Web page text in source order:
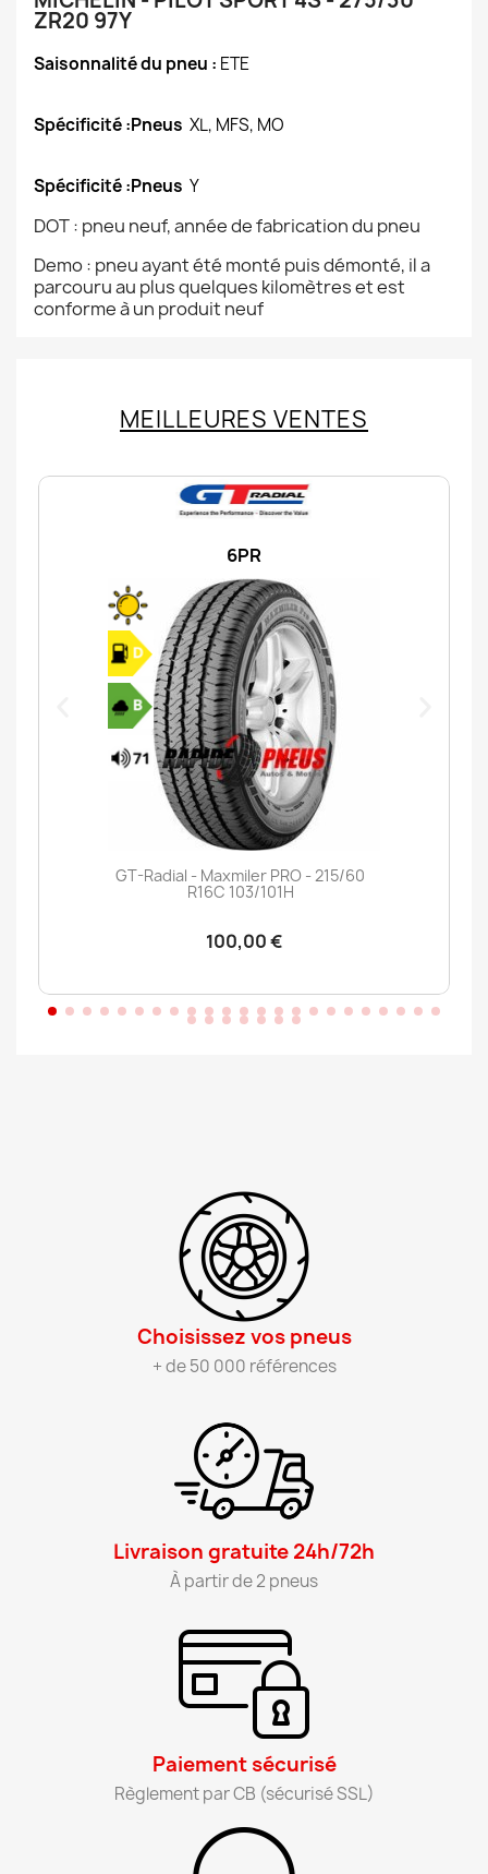
ZR20 97Y
Saisonnalité du pneu : ETE
Spécificité :Pneus XL, MFS, MO
Spécificité :Pneus Y
DOT : pneu neuf, année de fabrication du pneu
Demo : pneu ayant été monté puis démonté, il a
parcouru au plus quelques kilomètres et est
conforme à un produit neuf
MEILLEURES VENTES
6PR
GT-Radial - Maxmiler PRO - 215/60
R16C 103/101H
100,00 €
Choisissez vos pneus​
+ de 50 000 références
Livraison gratuite 24h/72h​
À partir de 2 pneus​
Paiement sécurisé​
Règlement par CB (sécurisé SSL)​